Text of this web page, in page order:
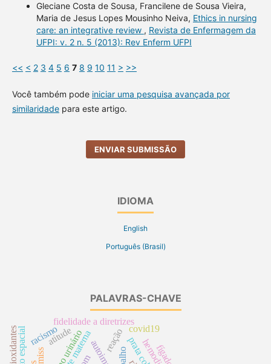
Gleciane Costa de Sousa, Francilene de Sousa Vieira,
Maria de Jesus Lopes Mousinho Neiva, Ethics in nursing
care: an integrative review , Revista de Enfermagem da
UFPI: v. 2 n. 5 (2013): Rev Enferm UFPI
<< < 2 3 4 5 6 7 8 9 10 11 > >>
Você também pode iniciar uma pesquisa avançada por
similaridadepara este artigo.
ENVIAR SUBMISSÃO
IDIOMA
English
Português (Brasil)
PALAVRAS-CHAVE
fidelidade a diretrizes
reação
fígado
racismo
antioxidantes atitude covid19